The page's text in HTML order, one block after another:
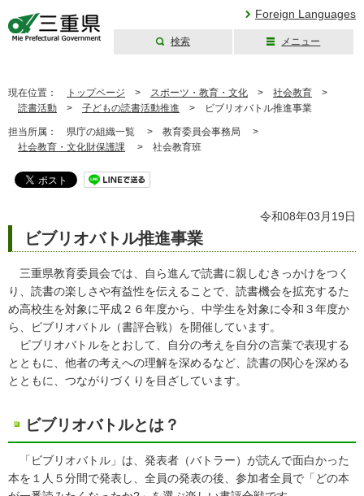
Foreign Languages
検索 メニュー
現在位置： トップページ > スポーツ・教育・文化 > 社会教育 >
読書活動 > 子どもの読書活動推進 > ビブリオバトル推進事業
担当所属： 県庁の組織一覧 > 教育委員会事務局 >
社会教育・文化財保護課 > 社会教育班
令和08年03月19日
ビブリオバトル推進事業
三重県教育委員会では、自ら進んで読書に親しむきっかけをつく
り、読書の楽しさや有益性を伝えることで、読書機会を拡充するた
め高校生を対象に平成２６年度から、中学生を対象に令和３年度か
ら、ビブリオバトル（書評合戦）を開催しています。
ビブリオバトルをとおして、自分の考えを自分の言葉で表現する
とともに、他者の考えへの理解を深めるなど、読書の関心を深める
とともに、つながりづくりを目ざしています。
ビブリオバトルとは？
「ビブリオバトル」は、発表者（バトラー）が読んで面白かった
本を１人５分間で発表し、全員の発表の後、参加者全員で「どの本